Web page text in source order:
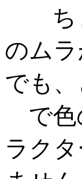
ちょ
のム
でも
で色
ラク